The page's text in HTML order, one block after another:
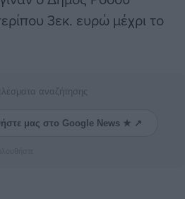
3εκ. ευρώ μέχρι το
αναζήτησης
μας στο Google News ★ ↗